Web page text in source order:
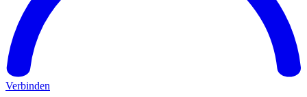
Verbinden